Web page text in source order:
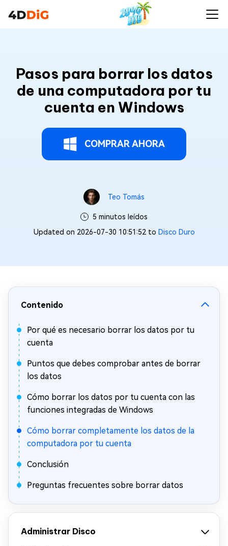
Pasos para borrar los datos
de una computadora por tu
cuenta en Windows
COMPRAR AHORA
Teo Tomás
5 minutos leídos
Updated on 2026-07-30 10:51:52 to Disco Duro
Contenido
Por qué es necesario borrar los datos por tu
cuenta
Puntos que debes comprobar antes de borrar
los datos
Cómo borrar los datos por tu cuenta con las
funciones integradas de Windows
Cómo borrar completamente los datos de la
computadora por tu cuenta
Conclusión
Preguntas frecuentes sobre borrar datos
Administrar Disco